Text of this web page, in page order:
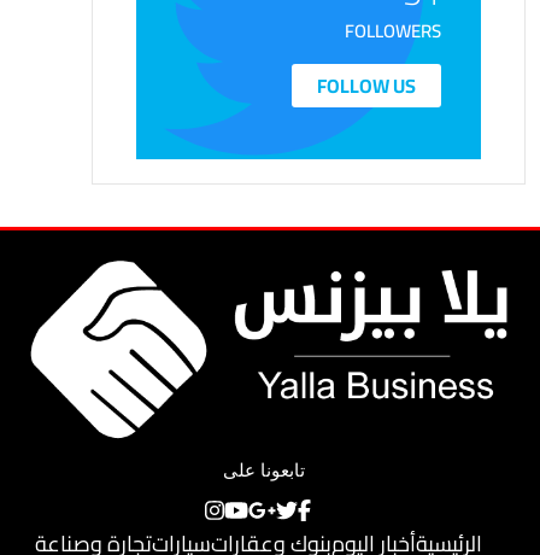
FOLLOWERS
FOLLOW US
تابعونا على
الرئيسيةأخبار اليومبنوك وعقاراتسياراتتجارة وصناعة